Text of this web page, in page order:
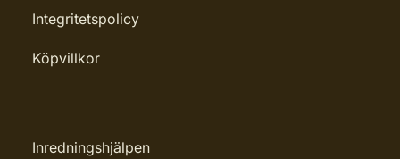
Integritetspolicy
Köpvillkor
Inredningshjälpen